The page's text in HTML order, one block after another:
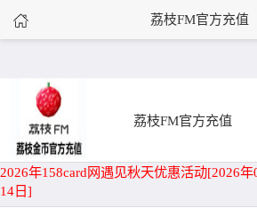
荔枝FM官方充值
首页
荔枝FM官方充值
2026年158card网遇见秋天优惠活动[2026年
14日]